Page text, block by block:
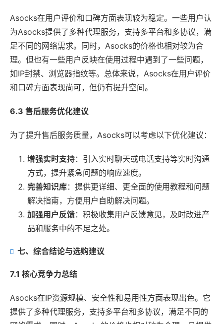
Asocks在用户评价和口碑方面表现较为稳定。一些用户认
为Asocks提供了多种代理服务，支持多平台和多协议，满
足不同的网络需求。同时，Asocks的价格也相对较为合
理。但也有一些用户反映在使用过程中遇到了一些问题，
如IP封禁、浏览器指纹等。总体来说，Asocks在用户评价
和口碑方面表现尚可，但仍有提升空间。
6.3 售后服务优化建议
为了提升售后服务质量，Asocks可以考虑以下优化建议：
增强实时支持：引入实时聊天或电话支持等实时沟通
方式，提升紧急问题的响应速度。
完善知识库：提供更详细、更全面的使用教程和问题
解决指南，方便用户自助解决问题。
加强用户反馈：积极收集用户反馈意见，及时改进产
品和服务中的不足之处。
七、综合结论与选购建议
7.1 核心竞争力总结
Asocks在IP资源规模、安全性和易用性方面表现出色。它
提供了多种代理服务，支持多平台和多协议，满足不同的